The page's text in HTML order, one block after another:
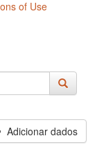
of Use
Adicionar dados